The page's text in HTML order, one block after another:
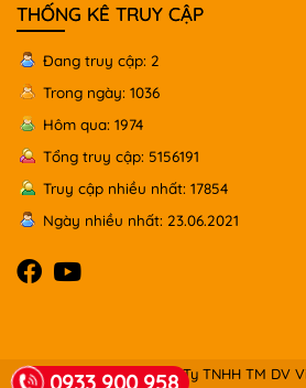
0933 900 958
THỐNG KÊ TRUY CẬP
Đang truy cập: 2
Trong ngày: 1036
Hôm qua: 1974
Tổng truy cập: 5156191
Truy cập nhiều nhất: 17854
Ngày nhiều nhất: 23.06.2021
© Copyright 2026 Công Ty TNHH TM DV